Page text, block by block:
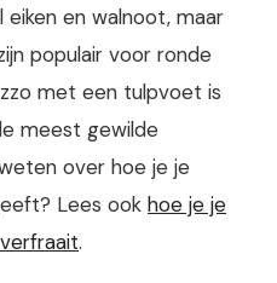
eiken en walnoot, maar
populair voor ronde
met een tulpvoet is
meest gewilde
over hoe je je
Lees ook hoe je je
.